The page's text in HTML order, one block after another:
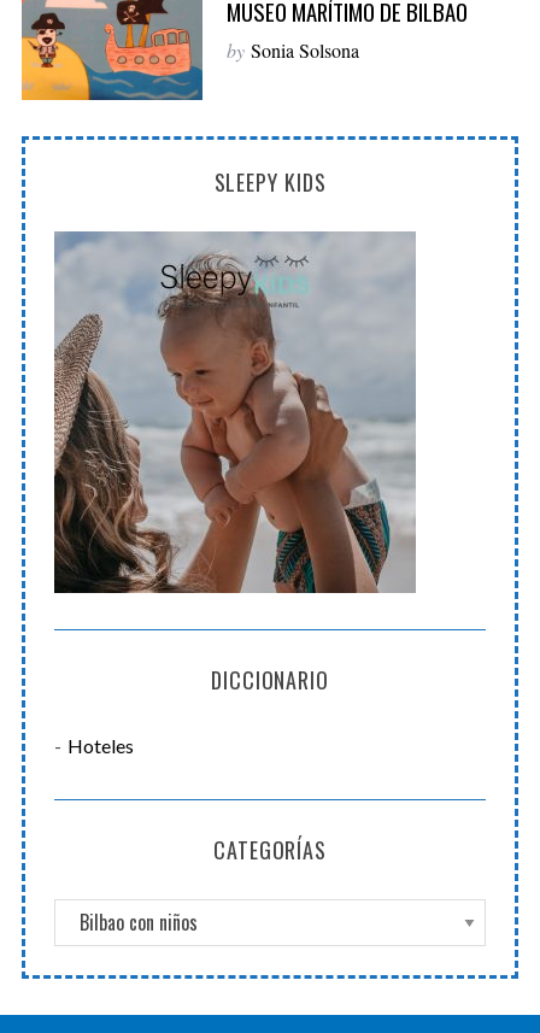
MUSEO MARÍTIMO DE BILBAO
by Sonia Solsona
SLEEPY KIDS
DICCIONARIO
Hoteles
CATEGORÍAS
a
t
e
S
e
a
r
c
h
f
o
r
: